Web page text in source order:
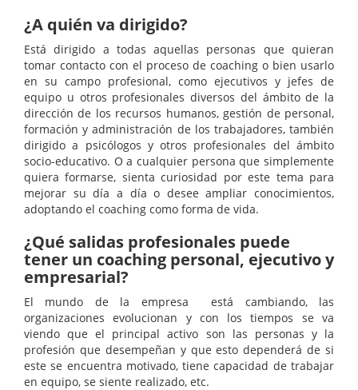
¿A quién va dirigido?
Está dirigido a todas aquellas personas que quieran
tomar contacto con el proceso de coaching o bien usarlo
en su campo profesional, como ejecutivos y jefes de
equipo u otros profesionales diversos del ámbito de la
dirección de los recursos humanos, gestión de personal,
formación y administración de los trabajadores, también
dirigido a psicólogos y otros profesionales del ámbito
socio-educativo. O a cualquier persona que simplemente
quiera formarse, sienta curiosidad por este tema para
mejorar su día a día o desee ampliar conocimientos,
adoptando el coaching como forma de vida.
¿Qué salidas profesionales puede
tener un coaching personal, ejecutivo y
empresarial?
El mundo de la empresa está cambiando, las
organizaciones evolucionan y con los tiempos se va
viendo que el principal activo son las personas y la
profesión que desempeñan y que esto dependerá de si
este se encuentra motivado, tiene capacidad de trabajar
en equipo, se siente realizado, etc.